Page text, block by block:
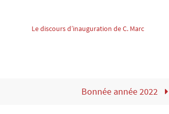
Le discours d’inauguration de C. Marc
Bonnée année 2022